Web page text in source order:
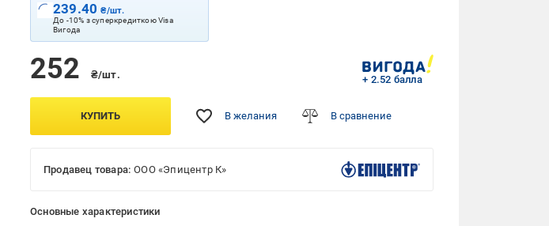
239.40₴/шт.
До -10% з суперкредиткою Visa
Вигода
252 ₴/шт. + 2.52 балла
КУПИТЬ В желания В сравнение
Продавец товара: ООО «Эпицентр К»
Основные характеристики